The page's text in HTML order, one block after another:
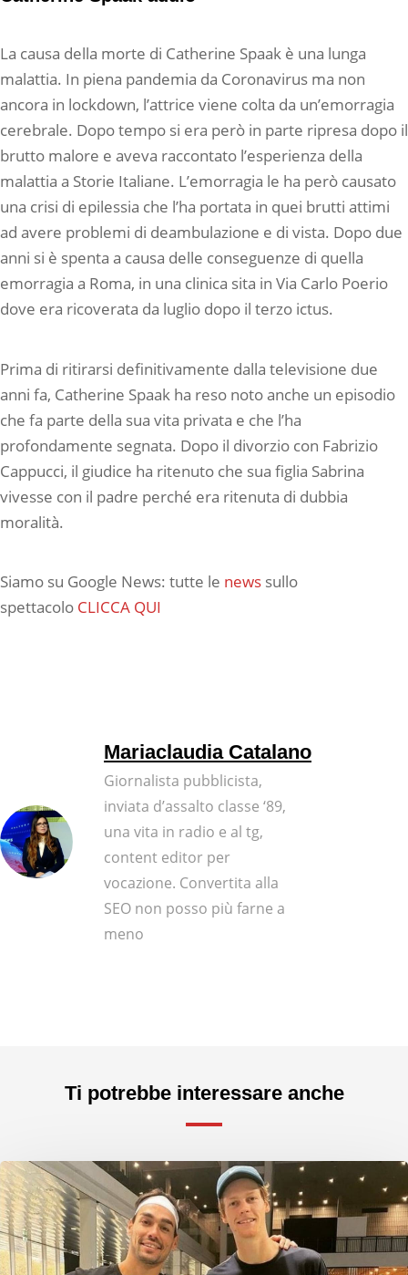
La causa della morte di Catherine Spaak è una lunga
malattia. In piena pandemia da Coronavirus ma non
ancora in lockdown, l’attrice viene colta da un’emorragia
cerebrale. Dopo tempo si era però in parte ripresa dopo il
brutto malore e aveva raccontato l’esperienza della
malattia a Storie Italiane. L’emorragia le ha però causato
una crisi di epilessia che l’ha portata in quei brutti attimi
ad avere problemi di deambulazione e di vista. Dopo due
anni si è spenta a causa delle conseguenze di quella
emorragia a Roma, in una clinica sita in Via Carlo Poerio
dove era ricoverata da luglio dopo il terzo ictus.
Prima di ritirarsi definitivamente dalla televisione due
anni fa, Catherine Spaak ha reso noto anche un episodio
che fa parte della sua vita privata e che l’ha
profondamente segnata. Dopo il divorzio con Fabrizio
Cappucci, il giudice ha ritenuto che sua figlia Sabrina
vivesse con il padre perché era ritenuta di dubbia
moralità.
Siamo su Google News: tutte le news sullo
spettacolo CLICCA QUI
Mariaclaudia Catalano
Giornalista pubblicista,
inviata d’assalto classe ‘89,
una vita in radio e al tg,
content editor per
vocazione. Convertita alla
SEO non posso più farne a
meno
Ti potrebbe interessare anche